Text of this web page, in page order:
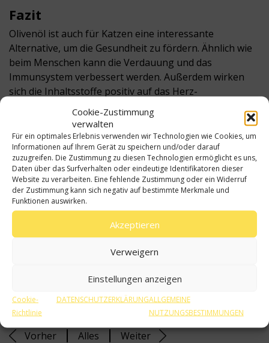
Cookie-Zustimmung
verwalten
Für ein optimales Erlebnis verwenden wir Technologien wie Cookies, um
Informationen auf Ihrem Gerät zu speichern und/oder darauf
zuzugreifen. Die Zustimmung zu diesen Technologien ermöglicht es uns,
Daten über das Surfverhalten oder eindeutige Identifikatoren dieser
Website zu verarbeiten. Eine fehlende Zustimmung oder ein Widerruf
der Zustimmung kann sich negativ auf bestimmte Merkmale und
Funktionen auswirken.
Akzeptieren
Verweigern
Einstellungen anzeigen
Cookie-
Richtlinie
DATENSCHUTZERKLÄRUNGALLGEMEINE
NUTZUNGSBESTIMMUNGEN
Fazit
Olivenöl ist auch für Katzen eine interessante
Alternative, um die Gesundheit zu fördern. Ähnlich wie
beim Menschen kann die Verdauung und das
Immunsystem verbessert werden. Außerdem wirken
sich die Inhaltsstoffe positiv auf das Herz-
Kreislaufsystem der Vierbeiner aus. Die Vorteile wirken
sowohl bei Katzen als auch bei Hunden. Damit können
die beliebtesten Haustiere der Deutschen von einem
jahrtausendealten Heilmittel profitieren.
Jedoch darf man es mit dem Guten nicht übertreiben.
Wenige Teelöffel pro Woche sind bereits ausreichend,
um die positiven Eigenschaften zu spüren. Mehr darf es
nicht sein, denn sonst kann die Katze schnell über
Verdauungs- und Magenprobleme klagen. Jeder
Katzenbesitzer sollte seinen Vierbeiner sehr gut
Katzen Olivenöl
ein Unwohlsein des Tieres schnell zu bemerken und die
Vorher Alles
Weiter